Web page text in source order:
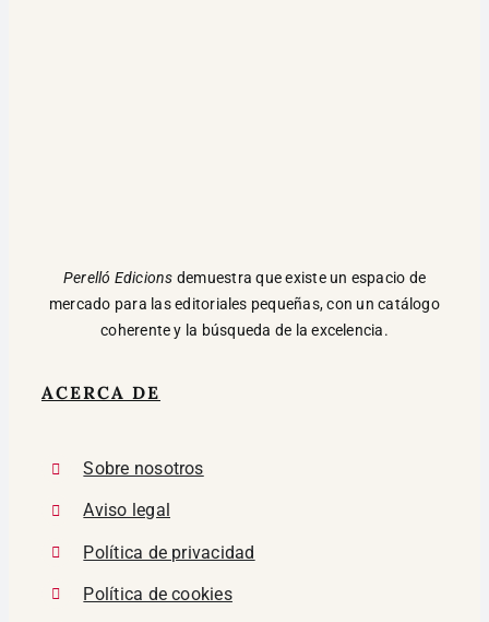
Perelló Edicions demuestra que existe un espacio de
mercado para las editoriales pequeñas, con un catálogo
coherente y la búsqueda de la excelencia.
ACERCA DE
Sobre nosotros
Aviso legal
Política de privacidad
Política de cookies